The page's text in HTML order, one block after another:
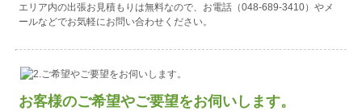
エリア内の出張お見積もりは無料なので、お電話（048-689-3410）やメ
ールなどでお気軽にお問い合わせください。
お客様のご希望やご要望をお伺いします。